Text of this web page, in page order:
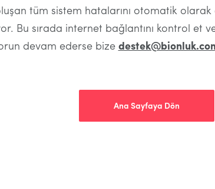
tüm sistem hatalarını otomatik olarak
Bu sırada internet bağlantını kontrol et
devam ederse bize
Ana Sayfaya Dön